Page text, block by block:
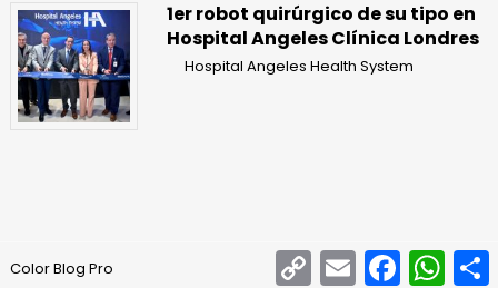
1er robot quirúrgico de su tipo en
Hospital Angeles Clínica Londres
Hospital Angeles Health System
Color Blog Pro Copy
Link
Email Facebook